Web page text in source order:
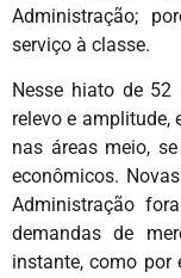
Administração;
serviço à classe.
Nesse hiato de 52
relevo e amplitude,
nas áreas meio,
econômicos.
Administração
demandas de
instante, como por